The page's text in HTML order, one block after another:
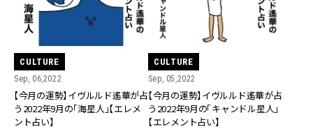
CULTURE
Sep, 06,2022
【今月の運勢】イヴルルド遙華が占
う2022年9月の「海星人」【エレメ
ント占い】
CULTURE
Sep, 05,2022
【今月の運勢】イヴルルド遙華が占
う2022年9月の「キャンドル星人」
【エレメント占い】